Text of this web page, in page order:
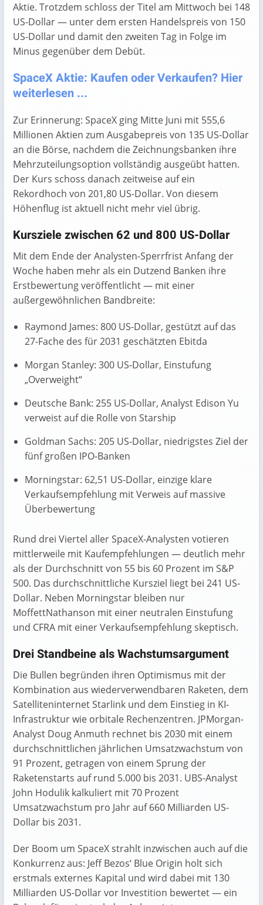
Aktie. Trotzdem schloss der Titel am Mittwoch bei 148
US-Dollar — unter dem ersten Handelspreis von 150
US-Dollar und damit den zweiten Tag in Folge im
Minus gegenüber dem Debüt.
SpaceX Aktie: Kaufen oder Verkaufen? Hier
weiterlesen ...
Zur Erinnerung: SpaceX ging Mitte Juni mit 555,6
Millionen Aktien zum Ausgabepreis von 135 US-Dollar
an die Börse, nachdem die Zeichnungsbanken ihre
Mehrzuteilungsoption vollständig ausgeübt hatten.
Der Kurs schoss danach zeitweise auf ein
Rekordhoch von 201,80 US-Dollar. Von diesem
Höhenflug ist aktuell nicht mehr viel übrig.
Kursziele zwischen 62 und 800 US-Dollar
Mit dem Ende der Analysten-Sperrfrist Anfang der
Woche haben mehr als ein Dutzend Banken ihre
Erstbewertung veröffentlicht — mit einer
außergewöhnlichen Bandbreite:
Raymond James: 800 US-Dollar, gestützt auf das
27-Fache des für 2031 geschätzten Ebitda
Morgan Stanley: 300 US-Dollar, Einstufung
„Overweight“
Deutsche Bank: 255 US-Dollar, Analyst Edison Yu
verweist auf die Rolle von Starship
Goldman Sachs: 205 US-Dollar, niedrigstes Ziel der
fünf großen IPO-Banken
Morningstar: 62,51 US-Dollar, einzige klare
Verkaufsempfehlung mit Verweis auf massive
Überbewertung
Rund drei Viertel aller SpaceX-Analysten votieren
mittlerweile mit Kaufempfehlungen — deutlich mehr
als der Durchschnitt von 55 bis 60 Prozent im S&P
500. Das durchschnittliche Kursziel liegt bei 241 US-
Dollar. Neben Morningstar bleiben nur
MoffettNathanson mit einer neutralen Einstufung
und CFRA mit einer Verkaufsempfehlung skeptisch.
Drei Standbeine als Wachstumsargument
Die Bullen begründen ihren Optimismus mit der
Kombination aus wiederverwendbaren Raketen, dem
Satelliteninternet Starlink und dem Einstieg in KI-
Infrastruktur wie orbitale Rechenzentren. JPMorgan-
Analyst Doug Anmuth rechnet bis 2030 mit einem
durchschnittlichen jährlichen Umsatzwachstum von
91 Prozent, getragen von einem Sprung der
Raketenstarts auf rund 5.000 bis 2031. UBS-Analyst
John Hodulik kalkuliert mit 70 Prozent
Umsatzwachstum pro Jahr auf 660 Milliarden US-
Dollar bis 2031.
Der Boom um SpaceX strahlt inzwischen auch auf die
Konkurrenz aus: Jeff Bezos‘ Blue Origin holt sich
erstmals externes Kapital und wird dabei mit 130
Milliarden US-Dollar vor Investition bewertet — ein